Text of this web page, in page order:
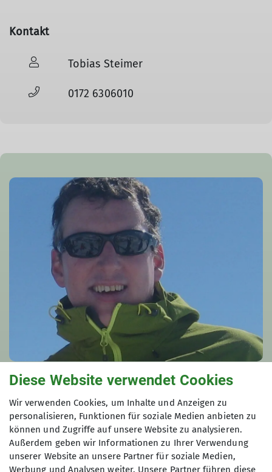
Kontakt
Tobias Steimer
0172 6306010
Alpine Ausrüstung
0172 6306010
Diese Website verwendet Cookies
Wir verwenden Cookies, um Inhalte und Anzeigen zu
personalisieren, Funktionen für soziale Medien anbieten zu
können und Zugriffe auf unsere Website zu analysieren.
Außerdem geben wir Informationen zu Ihrer Verwendung
unserer Website an unsere Partner für soziale Medien,
Werbung und Analysen weiter. Unsere Partner führen diese